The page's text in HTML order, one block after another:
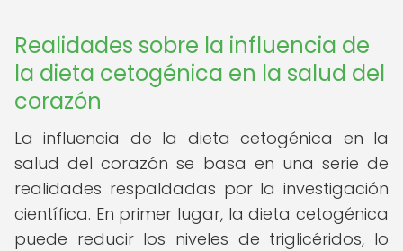
Realidades sobre la influencia de
la dieta cetogénica en la salud del
corazón
La influencia de la dieta cetogénica en la
salud del corazón se basa en una serie de
realidades respaldadas por la investigación
científica. En primer lugar, la dieta cetogénica
puede reducir los niveles de triglicéridos, lo